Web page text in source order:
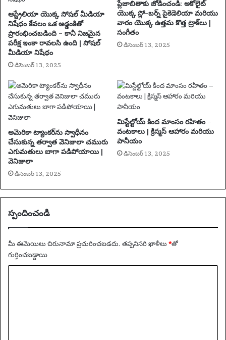
రు
ఆస్ట్రేలియా యొక్క సోషల్ మీడియా
నిషేధం కేవలం ఒక అడ్డంకితో
ప్రారంభించబడింది – కానీ నిజమైన
పరీక్ష ఇంకా రావలసి ఉంది | సోషల్
మీడియా నిషేధం
డిసెంబర్ 13, 2025
ప్లేజాబితాకు జోడించండి: అకోలైట్
యొక్క స్లో-బర్న్ సైకెడెలియా మరియు
వారం యొక్క ఉత్తమ కొత్త ట్రాక్‌లు |
సంగీతం
డిసెంబర్ 13, 2025
అమెరికా ట్యాంకర్‌ను స్వాధీనం
చేసుకున్న తర్వాత వెనిజులా చమురు
ఎగుమతులు బాగా పడిపోయాయి |
వెనిజులా
డిసెంబర్ 13, 2025
మిస్టేల్టోయ్ కింద మాంసం రహితం –
వంటకాలు | క్రిస్మస్ ఆహారం మరియు
పానీయం
డిసెంబర్ 13, 2025
స్పందించండి
మీ ఈమెయిలు చిరునామా ప్రచురించబడదు. తప్పనిసరి ఖాళీలు *‌తో
గుర్తించబడ్డాయి